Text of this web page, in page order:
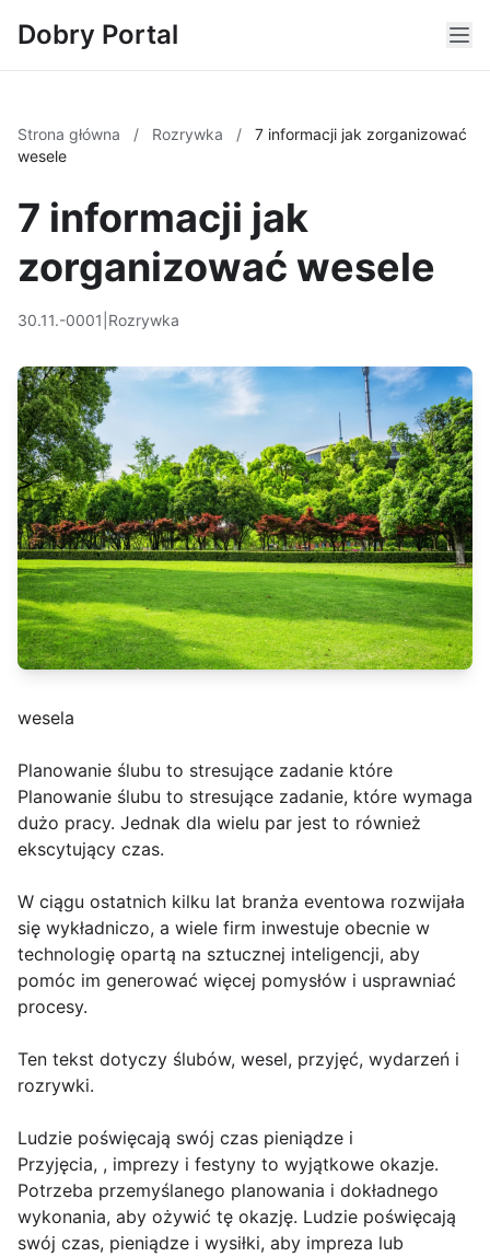
Dobry Portal
Strona główna / Rozrywka /
7 informacji jak zorganizować
wesele
7 informacji jak
zorganizować wesele
30.11.-0001 Rozrywka
wesela
Planowanie ślubu to stresujące zadanie które
Planowanie ślubu to stresujące zadanie, które wymaga
dużo pracy. Jednak dla wielu par jest to również
ekscytujący czas.
W ciągu ostatnich kilku lat branża eventowa rozwijała
się wykładniczo, a wiele firm inwestuje obecnie w
technologię opartą na sztucznej inteligencji, aby
pomóc im generować więcej pomysłów i usprawniać
procesy.
Ten tekst dotyczy ślubów, wesel, przyjęć, wydarzeń i
rozrywki.
Ludzie poświęcają swój czas pieniądze i
Przyjęcia, , imprezy i festyny to wyjątkowe okazje.
Potrzeba przemyślanego planowania i dokładnego
wykonania, aby ożywić tę okazję. Ludzie poświęcają
swój czas, pieniądze i wysiłki, aby impreza lub